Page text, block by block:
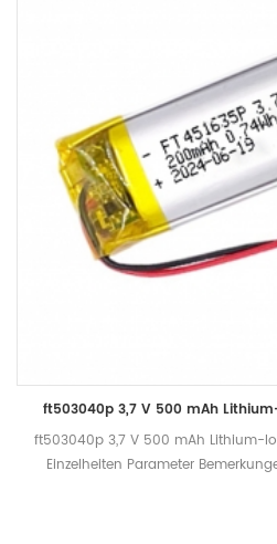
ft503040p 3,7 V 500 mAh
ft503040p 3,7 V 500 mAh Lithium-
Einzelheiten Parameter